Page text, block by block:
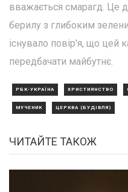
вважається смарагд. Це
берилу з глибоким
існувало повір'я, що цей
передбачати майбутнє.
РБК-УКРАЇНА ХРИСТИЯНСТВО
МУЧЕНИК ЦЕРКВА (БУДІВЛЯ)
ЧИТАЙТЕ ТАКОЖ